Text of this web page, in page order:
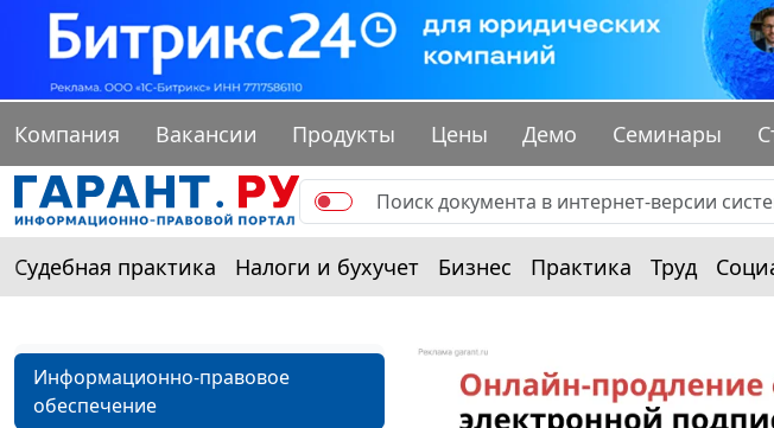
Компания Вакансии Продукты Цены Демо Семинары
Судебная практика Налоги и бухучет Бизнес Практика Труд
Информационно-правовое
обеспечение